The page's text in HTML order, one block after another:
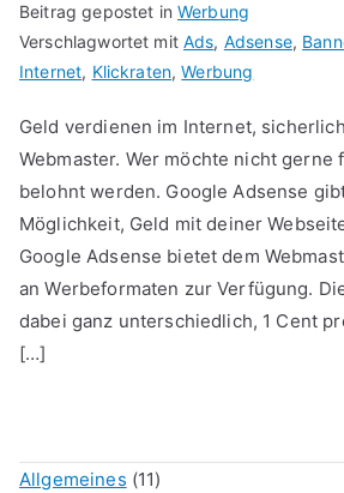
Beitrag gepostet inWerbung
Verschlagwortet mitAds, Adsense,
Internet, Klickraten,Werbung
Geld verdienen im Internet,
Webmaster. Wer möchte nicht gerne
belohnt werden. Google Adsense
Möglichkeit, Geld mit deiner
Google Adsense bietet dem
an Werbeformaten zur Verfügung.
dabei ganz unterschiedlich, 1 Cent
[…]
Allgemeines (11)